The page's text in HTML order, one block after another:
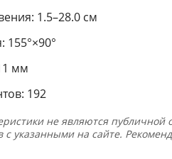
1.5–28.0 см
155°×90°
мм
192
не являются
с указанными на сайте.